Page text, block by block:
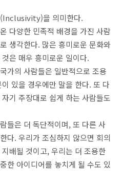
(Inclusivity)을 의미한다.
다양한 민족적 배경을 가진 사람
생각한다. 많은 흥미로운 문화와
은 매우 흥미로운 일이다.
가의 사람들은 일반적으로 조용
있을 경우에만 말을 한다. 또 다
기 주장대로 쉽게 하는 사람들도
들은 더 독단적이며, 또 다른 사
다. 우리가 조심하지 않으면 회의
배될 것이고, 우리는 더 조용한
한 아이디어를 놓치게 될 수도 있